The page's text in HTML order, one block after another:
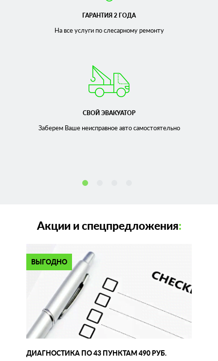
ГАРАНТИЯ 2 ГОДА
На все услуги по слесарномуремонту
СВОЙ ЭВАКУАТОР
Заберем Ваше неисправноеавто самостоятельно
Акции и спецпредложения:
ВЫГОДНО
ДИАГНОСТИКА ПО 43 ПУНКТАМ 490 РУБ.